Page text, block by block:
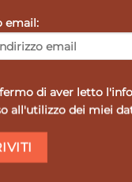
email:
di aver letto
all'utilizzo dei miei